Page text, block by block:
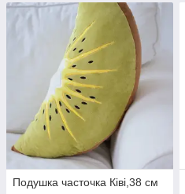
Подушка часточка Ківі,38 см